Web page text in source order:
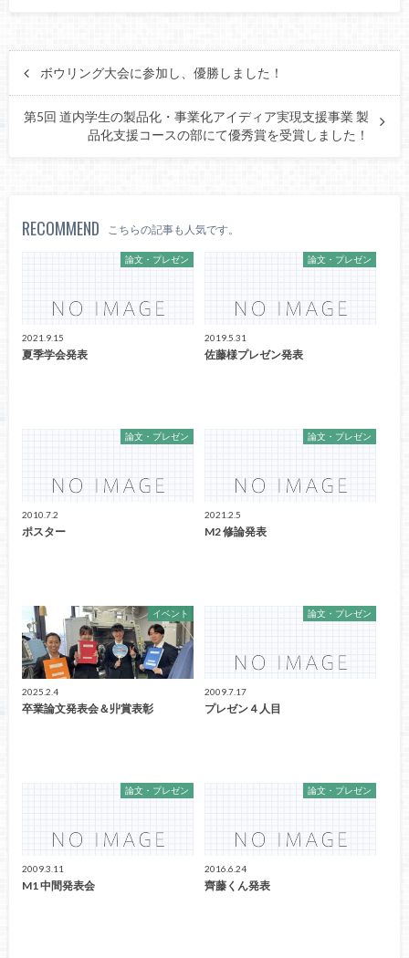
ボウリング大会に参加し、優勝しました！
第5回 道内学生の製品化・事業化アイディア実現支援事業 製
品化支援コースの部にて優秀賞を受賞しました！
RECOMMEND こちらの記事も人気です。
論文・プレゼン
2021.9.15
夏季学会発表
論文・プレゼン
2019.5.31
佐藤様プレゼン発表
論文・プレゼン
2010.7.2
ポスター
論文・プレゼン
2021.2.5
M2 修論発表
イベント
2025.2.4
卒業論文発表会＆丱賞表彰
論文・プレゼン
2009.7.17
プレゼン４人目
論文・プレゼン
2009.3.11
M1 中間発表会
論文・プレゼン
2016.6.24
齊藤くん発表